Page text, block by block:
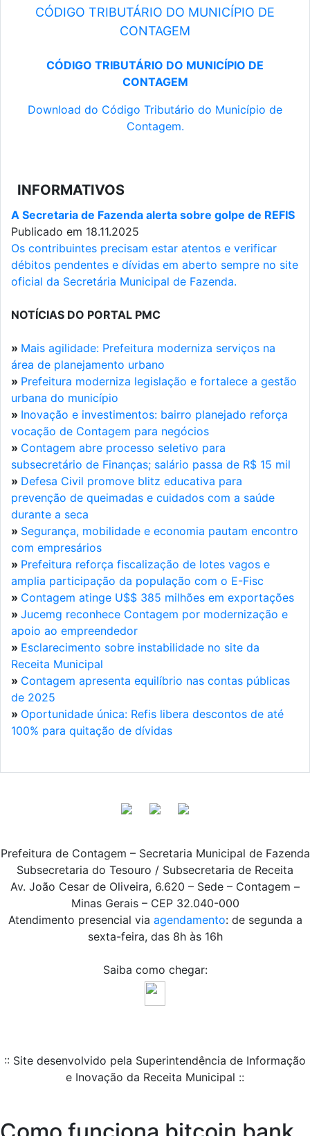
CÓDIGO TRIBUTÁRIO DO MUNICÍPIO DE
CONTAGEM
CÓDIGO TRIBUTÁRIO DO MUNICÍPIO DE
CONTAGEM
Download do Código Tributário do Município de
Contagem.
INFORMATIVOS
A Secretaria de Fazenda alerta sobre golpe de REFIS
Publicado em 18.11.2025
Os contribuintes precisam estar atentos e verificar
débitos pendentes e dívidas em aberto sempre no site
oficial da Secretária Municipal de Fazenda.
NOTÍCIAS DO PORTAL PMC
» Mais agilidade: Prefeitura moderniza serviços na
área de planejamento urbano
» Prefeitura moderniza legislação e fortalece a gestão
urbana do município
» Inovação e investimentos: bairro planejado reforça
vocação de Contagem para negócios
» Contagem abre processo seletivo para
subsecretário de Finanças; salário passa de R$ 15 mil
» Defesa Civil promove blitz educativa para
prevenção de queimadas e cuidados com a saúde
durante a seca
» Segurança, mobilidade e economia pautam encontro
com empresários
» Prefeitura reforça fiscalização de lotes vagos e
amplia participação da população com o E-Fisc
» Contagem atinge U$$ 385 milhões em exportações
» Jucemg reconhece Contagem por modernização e
apoio ao empreendedor
» Esclarecimento sobre instabilidade no site da
Receita Municipal
» Contagem apresenta equilíbrio nas contas públicas
de 2025
» Oportunidade única: Refis libera descontos de até
100% para quitação de dívidas
Prefeitura de Contagem – Secretaria Municipal de Fazenda
Subsecretaria do Tesouro / Subsecretaria de Receita
Av. João Cesar de Oliveira, 6.620 – Sede – Contagem –
Minas Gerais – CEP 32.040-000
Atendimento presencial via agendamento: de segunda a
sexta-feira, das 8h às 16h
Saiba como chegar:
:: Site desenvolvido pela Superintendência de Informação
e Inovação da Receita Municipal ::